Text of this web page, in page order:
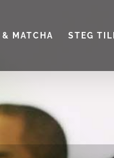
& MATCHA STEG